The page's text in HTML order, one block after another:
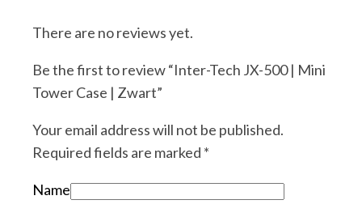
There are no reviews yet.
Be the first to review “Inter-Tech JX-500 | Mini
Tower Case | Zwart”
Your email address will not be published.
Required fields are marked *
Name